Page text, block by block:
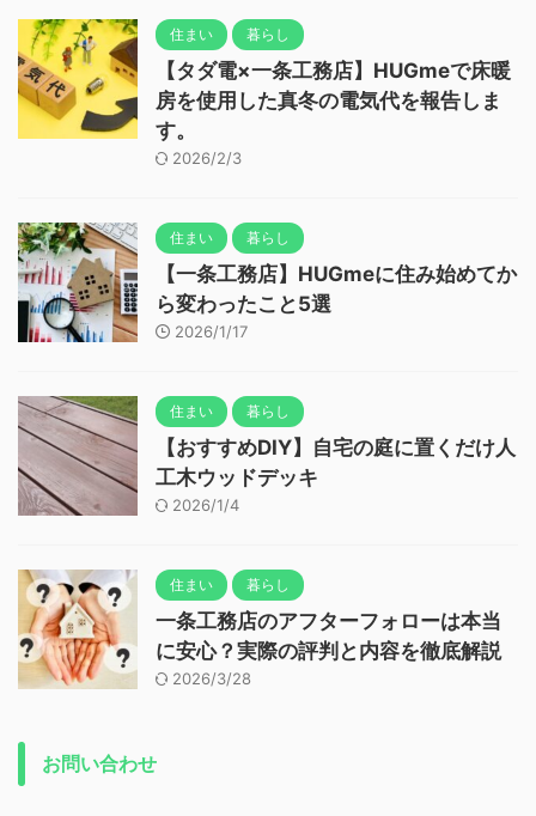
住まい 暮らし
【タダ電×一条工務店】HUGmeで床暖
房を使用した真冬の電気代を報告しま
す。
2026/2/3
住まい 暮らし
【一条工務店】HUGmeに住み始めてか
ら変わったこと5選
2026/1/17
住まい 暮らし
【おすすめDIY】自宅の庭に置くだけ人
工木ウッドデッキ
2026/1/4
住まい 暮らし
一条工務店のアフターフォローは本当
に安心？実際の評判と内容を徹底解説
2026/3/28
お問い合わせ